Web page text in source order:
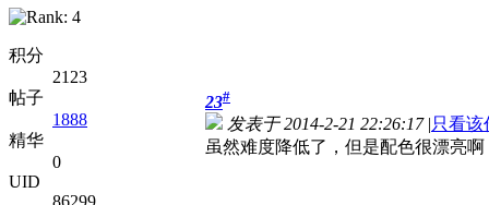
积分
2123
帖子
1888
精华
0
UID
86299
23#
发表于 2014-2-21 22:26:17 |只看该
虽然难度降低了，但是配色很漂亮啊